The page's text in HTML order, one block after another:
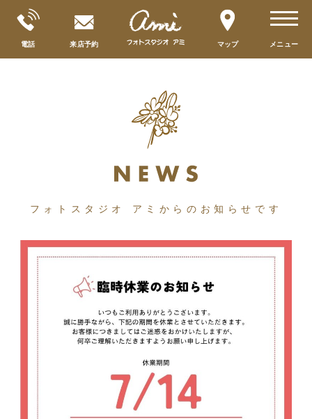
フォトスタジオ アミからのお知らせです
toggle
電話 来店予約 マップ メニュー